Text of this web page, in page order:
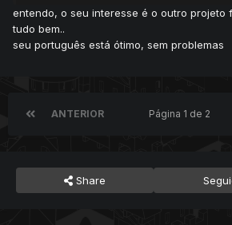
entendo, o seu interesse é o outro projeto
tudo bem..
seu português está ótimo, sem problemas
ANTERIOR Página 1 de 2
Share